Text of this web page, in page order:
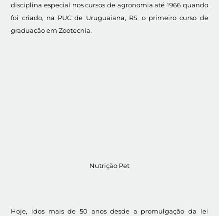
disciplina especial nos cursos de agronomia até 1966 quando
foi criado, na PUC de Uruguaiana, RS, o primeiro curso de
graduação em Zootecnia.
Nutrição Pet
Hoje, idos mais de 50 anos desde a promulgação da lei